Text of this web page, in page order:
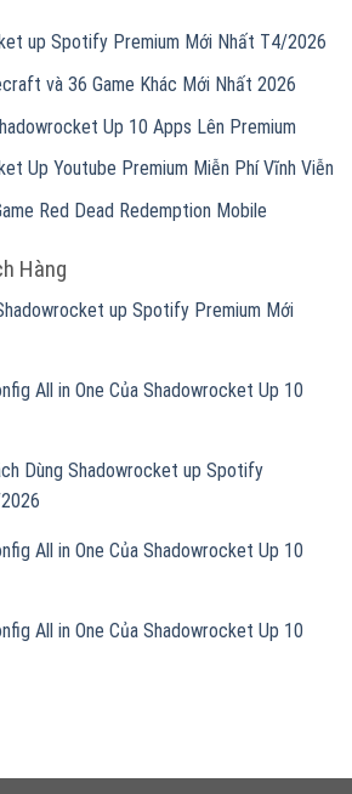
up Spotify Premium Mới Nhất T4/2026
và 36 Game Khác Mới Nhất 2026
Up 10 Apps Lên Premium
Up Youtube Premium Miễn Phí Vĩnh Viễn
Red Dead Redemption Mobile
Hàng
up Spotify Premium Mới
All in One Của Shadowrocket Up 10
Dùng Shadowrocket up Spotify
All in One Của Shadowrocket Up 10
All in One Của Shadowrocket Up 10